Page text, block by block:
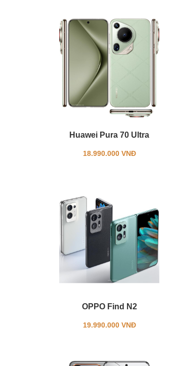
Huawei Pura 70 Ultra
18.990.000 VNĐ
OPPO Find N2
19.990.000 VNĐ